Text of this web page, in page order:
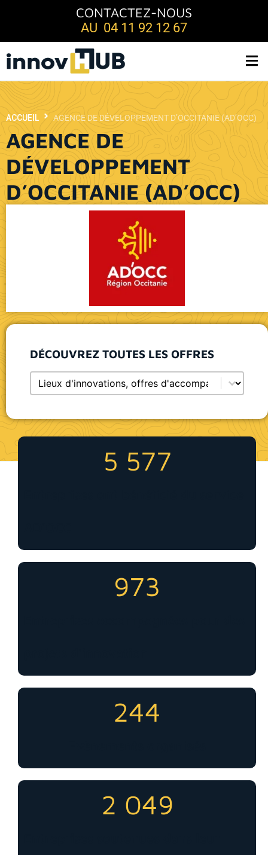
CONTACTEZ-NOUS
AU 04 11 92 12 67
AGENCE DE
DÉVELOPPEMENT
D’OCCITANIE (AD’OCC)
ACCUEIL AGENCE DE DÉVELOPPEMENT D’OCCITANIE (AD’OCC)
DÉCOUVREZ TOUTES LES OFFRES
Selection entitée (select)
Sélectionnez le contenu
5 577
973
244
2 049